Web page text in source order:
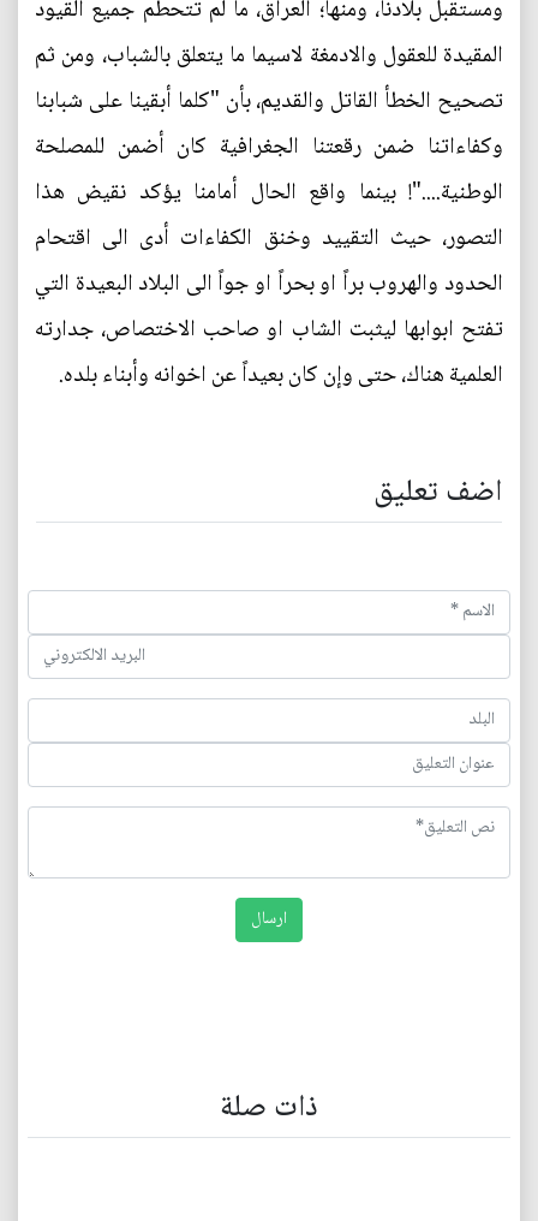
ومستقبل بلادنا، ومنها؛ العراق، ما لم تتحطم جميع القيود
المقيدة للعقول والادمغة لاسيما ما يتعلق بالشباب، ومن ثم
تصحيح الخطأ القاتل والقديم، بأن "كلما أبقينا على شبابنا
وكفاءاتنا ضمن رقعتنا الجغرافية كان أضمن للمصلحة
الوطنية...."! بينما واقع الحال أمامنا يؤكد نقيض هذا
التصور، حيث التقييد وخنق الكفاءات أدى الى اقتحام
الحدود والهروب براً او بحراً او جواً الى البلاد البعيدة التي
تفتح ابوابها ليثبت الشاب او صاحب الاختصاص، جدارته
العلمية هناك، حتى وإن كان بعيداً عن اخوانه وأبناء بلده.
اضف تعليق
ذات صلة